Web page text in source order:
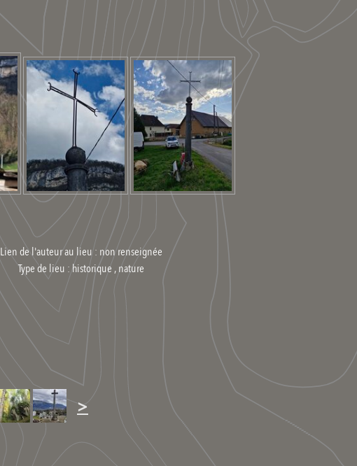
Lien de l'auteur au lieu : non renseignée
Type de lieu :historique , nature
>